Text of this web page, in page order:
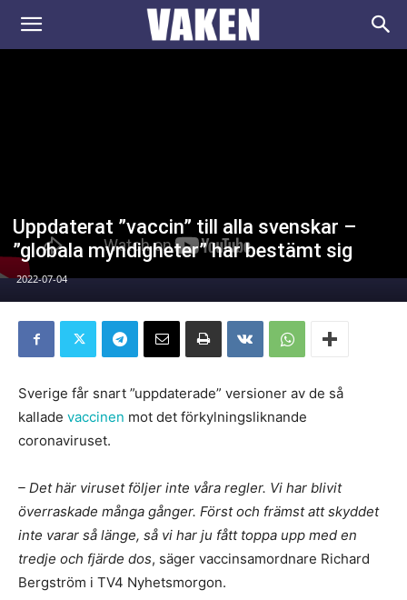
VAKEN.se
Uppdaterat ”vaccin” till alla svenskar –
”globala myndigheter” har bestämt sig
2022-07-04
Sverige får snart ”uppdaterade” versioner av de så
kallade vaccinen mot det förkylningsliknande
coronaviruset.
– Det här viruset följer inte våra regler. Vi har blivit
överraskade många gånger. Först och främst att skyddet
inte varar så länge, så vi har ju fått toppa upp med en
tredje och fjärde dos, säger vaccinsamordnare Richard
Bergström i TV4 Nyhetsmorgon.